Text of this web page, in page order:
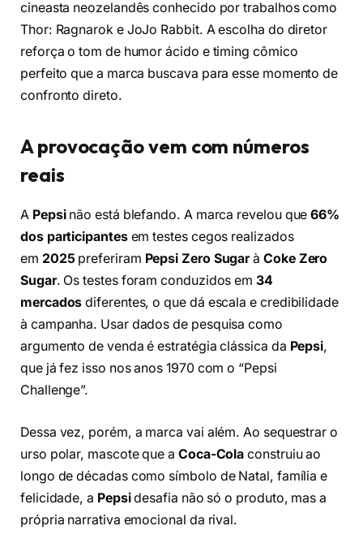
cineasta neozelandês conhecido por trabalhos como
Thor: Ragnarok e JoJo Rabbit. A escolha do diretor
reforça o tom de humor ácido e timing cômico
perfeito que a marca buscava para esse momento de
confronto direto.
A provocação vem com números
reais
A Pepsinão está blefando. A marca revelou que66%
dos participantesem testes cegos realizados
em 2025preferiram Pepsi Zero Sugarà Coke Zero
Sugar. Os testes foram conduzidos em34
mercados diferentes, o que dá escala e credibilidade
à campanha. Usar dados de pesquisa como
argumento de venda é estratégia clássica da Pepsi,
que já fez isso nos anos 1970 com o “Pepsi
Challenge”.
Dessa vez, porém, a marca vai além. Ao sequestrar o
urso polar, mascote que a Coca-Cola construiu ao
longo de décadas como símbolo de Natal, família e
felicidade, a Pepsidesafia não só o produto, mas a
própria narrativa emocional da rival.